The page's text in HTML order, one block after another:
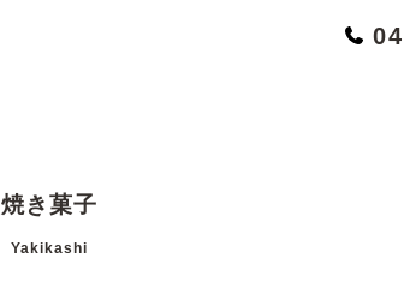
焼き菓子
Yakikashi